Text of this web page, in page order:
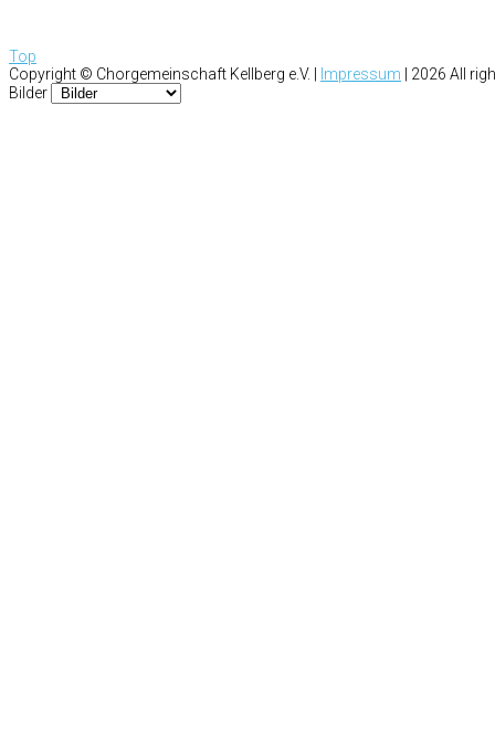
Top
Copyright © Chorgemeinschaft Kellberg e.V. | Impressum
2026 All
Bilder